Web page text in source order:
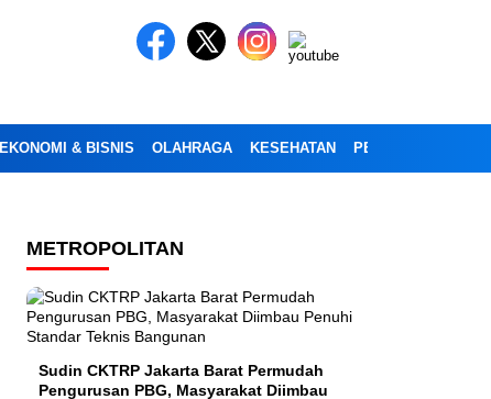
EKONOMI & BISNIS OLAHRAGA KESEHATAN PENDIDIKAN
METROPOLITAN
Sudin CKTRP Jakarta Barat Permudah
Pengurusan PBG, Masyarakat Diimbau